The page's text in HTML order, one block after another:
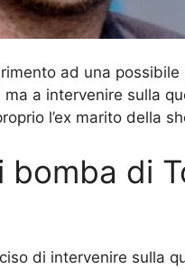
ad una possibile
a intervenire sulla
l’ex marito della
bomba di
di intervenire sulla